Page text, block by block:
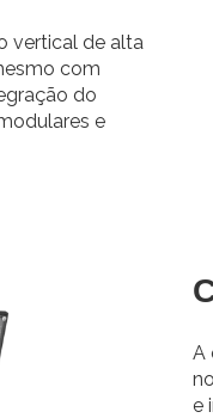
vertical de alta
com
do
e
A
e